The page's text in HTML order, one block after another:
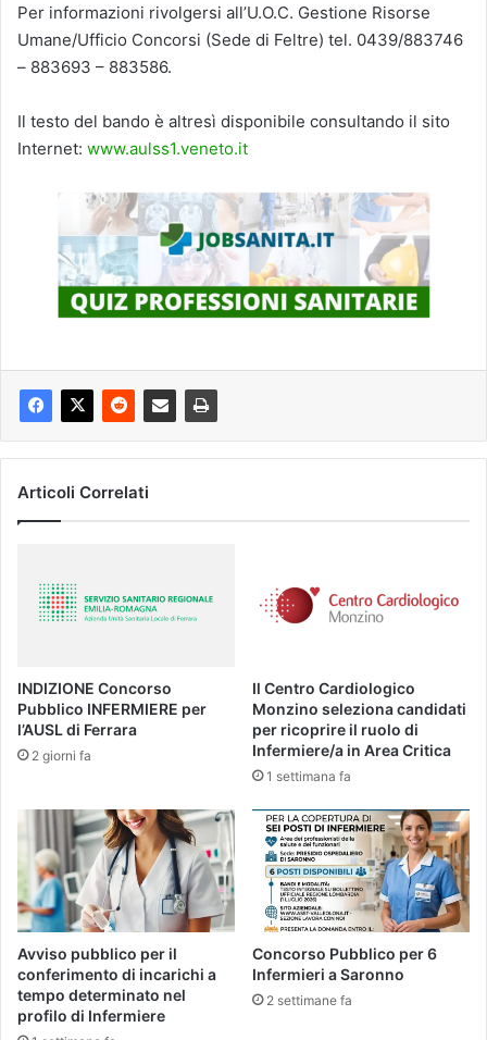
Per informazioni rivolgersi all’U.O.C. Gestione Risorse
Umane/Ufficio Concorsi (Sede di Feltre) tel. 0439/883746
– 883693 – 883586.
Il testo del bando è altresì disponibile consultando il sito
Internet: www.aulss1.veneto.it
Articoli Correlati
INDIZIONE Concorso
Pubblico INFERMIERE per
l’AUSL di Ferrara
2 giorni fa
Il Centro Cardiologico
Monzino seleziona candidati
per ricoprire il ruolo di
Infermiere/a in Area Critica
1 settimana fa
Avviso pubblico per il
conferimento di incarichi a
tempo determinato nel
profilo di Infermiere
Concorso Pubblico per 6
Infermieri a Saronno
2 settimane fa